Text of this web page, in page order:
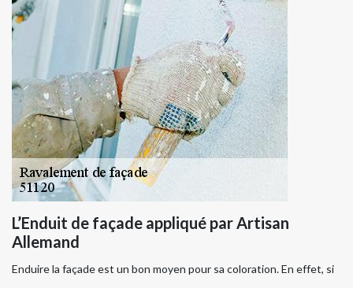
L’Enduit de façade appliqué par Artisan
Allemand
Enduire la façade est un bon moyen pour sa coloration. En effet, si